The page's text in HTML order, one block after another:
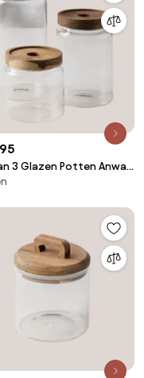
3 Glazen Potten Anwas
- Sklum